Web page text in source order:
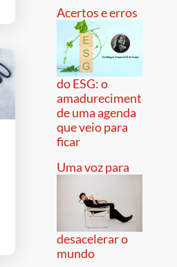
Acertos e erros
do ESG: o
amadurecimento
de uma agenda
que veio para
ficar
Uma voz para
desacelerar o
mundo